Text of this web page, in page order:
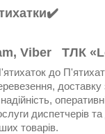
✔️
Viber ТЛК
до
диспетчерів та
товарів.